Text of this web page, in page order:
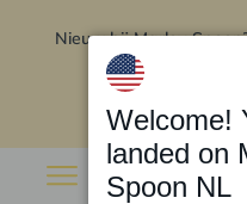
Nieuw bij Marley
Welcome!
landed on
Spoon NL